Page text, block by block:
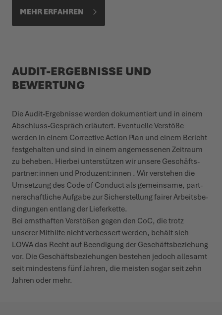
MEHR ERFAHREN
AUDIT-ERGEBNISSE UND
BEWERTUNG
Die Audit-Ergebnisse werden doku­­­mentiert und in einem
Abschluss-Gespräch erläutert. Even­­tuelle Verstöße
werden in einem Corrective Action Plan und einem Bericht
fest­­ge­halten und sind in einem ange­­messenen Zeitraum
zu beheben. Hierbei unter­­stützen wir unsere Geschäft­s­­
partner:innen und Produzent:innen . Wir verstehen die
Umsetzung des Code of Conduct als gemeinsame, part­­
ner­­schaftliche Aufgabe zur Sich­er­­stellung fairer Arbeits­­­be­
din­­gungen entlang der Lieferkette.
Bei ernst­haften Verstößen gegen den CoC, die trotz
unserer Mithilfe nicht verbessert werden, behält sich
LOWA das Recht auf Been­­digung der Geschäft­s­­be­­ziehung
vor. Die Geschäft­s­­be­­zie­hungen bestehen jedoch allesamt
seit mindestens fünf Jahren, die meisten sogar seit zehn
Jahren oder mehr.